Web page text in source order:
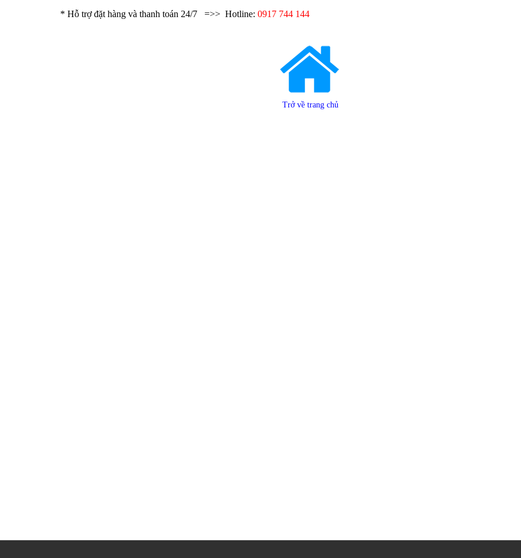
* Hỗ trợ đặt hàng và thanh toán 24/7 =>> Hotline: 0917 744 144
Trở về trang chủ